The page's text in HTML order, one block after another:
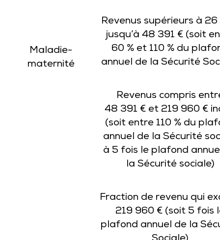
Maladie-
maternité
Revenus supérieurs à
jusqu’à 48 391 € (soit
60 % et 110 % du
annuel de la Sécurité
Revenus compris
48 391 € et 219 960 €
(soit entre 110 % du
annuel de la Sécurité
à 5 fois le plafond
la Sécurité sociale)
Fraction de revenu qui
219 960 € (soit 5 fois
plafond annuel de la